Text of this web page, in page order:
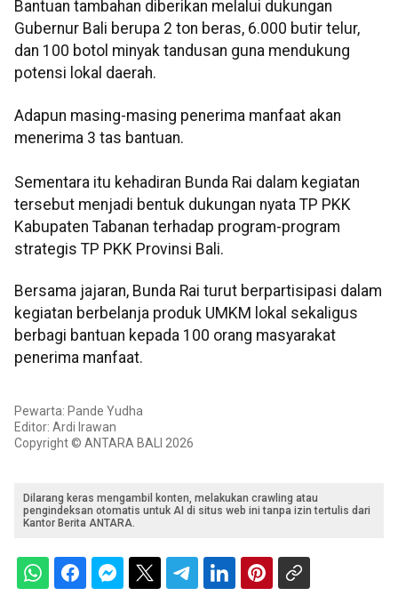
Bantuan tambahan diberikan melalui dukungan
Gubernur Bali berupa 2 ton beras, 6.000 butir telur,
dan 100 botol minyak tandusan guna mendukung
potensi lokal daerah.
Adapun masing-masing penerima manfaat akan
menerima 3 tas bantuan.
Sementara itu kehadiran Bunda Rai dalam kegiatan
tersebut menjadi bentuk dukungan nyata TP PKK
Kabupaten Tabanan terhadap program-program
strategis TP PKK Provinsi Bali.
Bersama jajaran, Bunda Rai turut berpartisipasi dalam
kegiatan berbelanja produk UMKM lokal sekaligus
berbagi bantuan kepada 100 orang masyarakat
penerima manfaat.
Pewarta: Pande Yudha
Editor: Ardi Irawan
Copyright © ANTARA BALI 2026
Dilarang keras mengambil konten, melakukan crawling atau
pengindeksan otomatis untuk AI di situs web ini tanpa izin tertulis dari
Kantor Berita ANTARA.